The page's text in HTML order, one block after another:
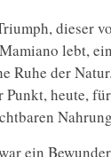
dieser
lebt,
Ruhe der
heute,
ein